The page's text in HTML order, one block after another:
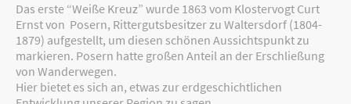
Das erste “Weiße Kreuz” wurde 1863 vom Klostervogt Curt
Ernst von Posern, Rittergutsbesitzer zu Waltersdorf (1804-
1879) aufgestellt, um diesen schönen Aussichtspunkt zu
markieren. Posern hatte großen Anteil an der Erschließung
von Wanderwegen.
Hier bietet es sich an, etwas zur erdgeschichtlichen